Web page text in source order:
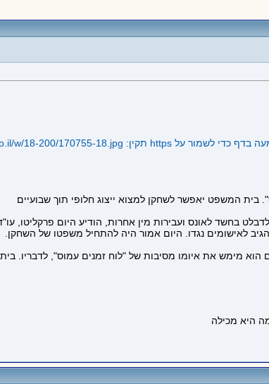
w/18-200/170755-18.jpg
בית המשפט יאפשר לשחקן למצוא ייצוג חלופי תוך שבועיים
בחשד לאונס ועבירות מין אחרות, הודיע היום פרקליטו,
לאישומים נגדו. היום אמור היה להתחיל משפטו של השחקן.
הוא מימש את איומו מסיבות של "לוח זמנים עמוס",